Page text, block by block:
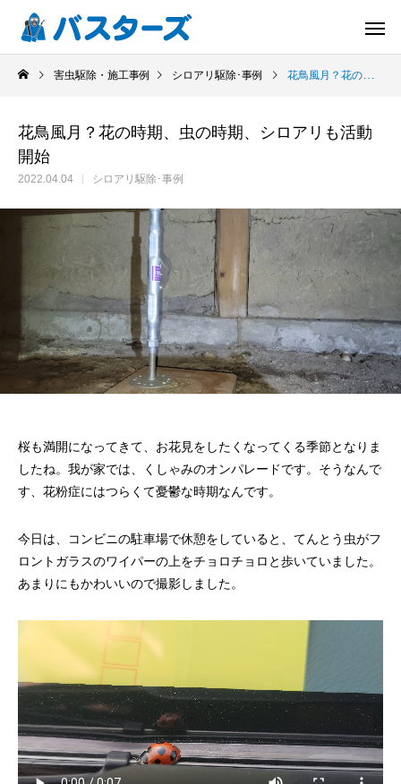
害虫駆除・施工事例 シロアリ駆除･事例 花鳥風月？花の時期、虫の時期、シロアリも活動開始
花鳥風月？花の時期、虫の時期、シロアリも活動
開始
2022.04.04 シロアリ駆除･事例
桜も満開になってきて、お花見をしたくなってくる季節となりま
したね。我が家では、くしゃみのオンパレードです。そうなんで
す、花粉症にはつらくて憂鬱な時期なんです。
今日は、コンビニの駐車場で休憩をしていると、てんとう虫がフ
ロントガラスのワイパーの上をチョロチョロと歩いていました。
あまりにもかわいいので撮影しました。